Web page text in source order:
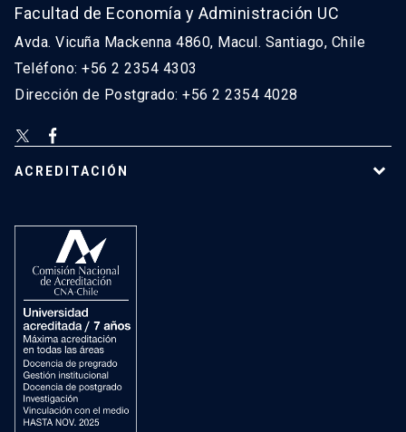
Facultad de Economía y Administración UC
Avda. Vicuña Mackenna 4860, Macul. Santiago, Chile
Teléfono: +56 2 2354 4303
Dirección de Postgrado: +56 2 2354 4028
ACREDITACIÓN